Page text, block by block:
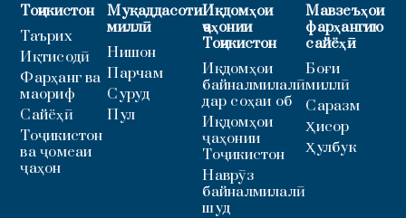
Тоҷикистон
Таърих
Иқтисодӣ
Фарҳанг ва
маориф
Сайёҳӣ
Тоҷикистон
ва ҷомеаи
ҷаҳон
Муқаддасоти
миллӣ
Нишон
Парчам
Суруд
Пул
Иқдомҳои
ҷаҳонии
Тоҷикистон
Иқдомҳои
байналмилалӣ
дар соҳаи об
Иқдомҳои
ҷаҳонии
Тоҷикистон
Наврӯз
байналмилалӣ
шуд
Мавзеъҳои
фарҳангию
сайёҳӣ
Боғи
миллӣ
Саразм
Ҳисор
Ҳулбук